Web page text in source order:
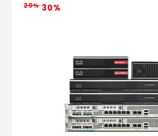
20%30%